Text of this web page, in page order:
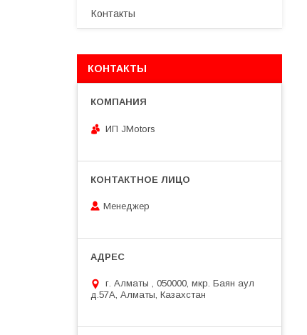
Контакты
КОНТАКТЫ
ИП JMotors
Менеджер
г. Алматы , 050000, мкр. Баян аул
д.57А, Алматы, Казахстан